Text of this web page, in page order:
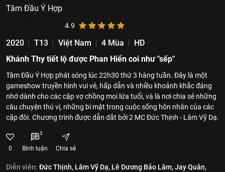
Tâm Đầu Ý Hợp
4.9
2020 T13 Việt Nam 4 Mùa
HD
Khánh Thy tiết lộ được Phan Hiển coi như "sếp"
Tâm Đầu Ý Hợp phát sóng lúc 22h30 thứ 3 hàng tuần. Đây là một
gameshow truyền hình vui vẻ, hấp dẫn và nhiều khoảnh khắc đáng
nhớ dành cho các cặp vợ chồng mọi lứa tuổi, và là nơi chia sẻ những
câu chuyện thú vị, những bí mật trong cuộc sống hôn nhân của các
cặp đôi. Chương trình được dẫn dắt bởi 2 MC Đức Thịnh - Lâm Vỹ Dạ.
0
3
Bình luận Chia sẻ
Diễn viên: Đức Thịnh, Lâm Vỹ Dạ, Lê Dương Bảo Lâm,Jay Quân,